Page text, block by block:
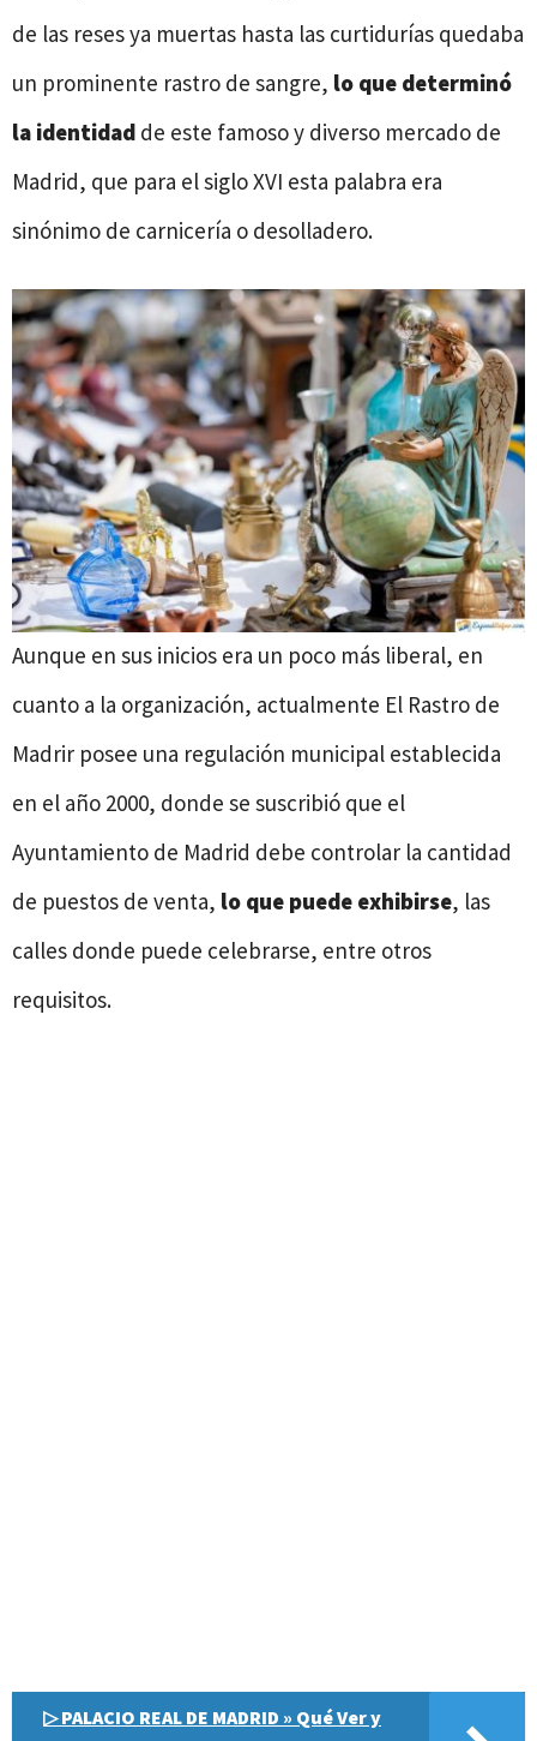
de las reses ya muertas hasta las curtidurías quedaba
un prominente rastro de sangre, lo que determinó
la identidad de este famoso y diverso mercado de
Madrid, que para el siglo XVI esta palabra era
sinónimo de carnicería o desolladero.
Aunque en sus inicios era un poco más liberal, en
cuanto a la organización, actualmente El Rastro de
Madrir posee una regulación municipal establecida
en el año 2000, donde se suscribió que el
Ayuntamiento de Madrid debe controlar la cantidad
de puestos de venta, lo que puede exhibirse, las
calles donde puede celebrarse, entre otros
requisitos.
▷ PALACIO REAL DE MADRID » Qué Ver y